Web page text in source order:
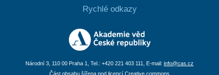
Rychlé odkazy
Národní 3, 110 00 Praha 1, Tel.: +420 221 403 111, E-mail: info@cas.cz
Část obsahu šířena pod licencí Creative commons